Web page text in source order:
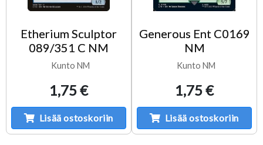
Etherium Sculptor
089/351 C NM
Kunto NM
1,75 €
Lisää ostoskoriin
Generous Ent C0169
NM
Kunto NM
1,75 €
Lisää ostoskoriin